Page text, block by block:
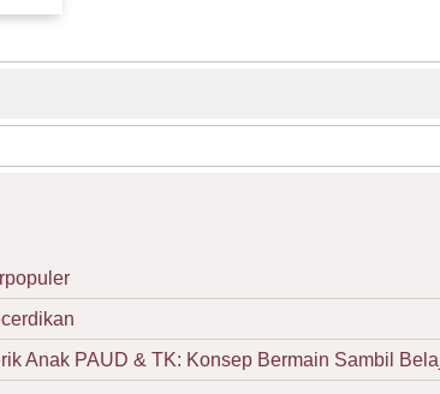
Anak PAUD & TK: Konsep Bermain Sambil